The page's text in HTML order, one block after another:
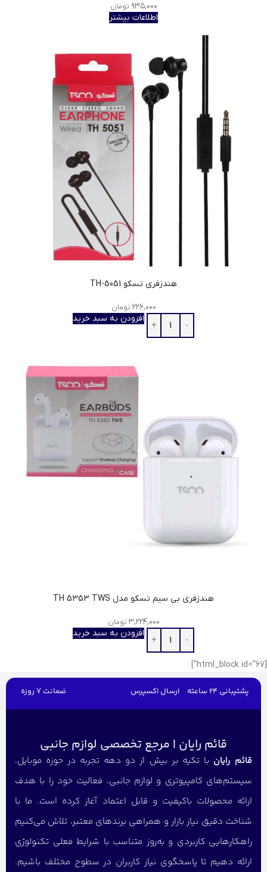
۹۳۵,۰۰۰ تومان
اطلاعات بیشتر
هندزفری تسکو TH-5051
۲۲۶,۰۰۰ تومان
افزودن به سبد خرید
هندزفری بی سیم تسکو مدل TH 5353 TWS
۳,۲۲۴,۰۰۰ تومان
افزودن به سبد خرید
[html_block id="67"]
پشتیبانی 24 ساعته ارسال اکسپرس ضمانت 7 روزه
قائم رایان | مرجع تخصصی لوازم جانبی
قائم رایان با تکیه بر بیش از دو دهه تجربه در حوزه موبایل،
سیستم‌های کامپیوتری و لوازم جانبی، فعالیت خود را با هدف
ارائه محصولات باکیفیت و قابل اعتماد آغاز کرده است. ما با
شناخت دقیق نیاز بازار و همراهی برندهای معتبر، تلاش می‌کنیم
راهکارهایی کاربردی و به‌روز متناسب با شرایط فعلی تکنولوژی
ارائه دهیم تا پاسخگوی نیاز کاربران در سطوح مختلف باشیم.